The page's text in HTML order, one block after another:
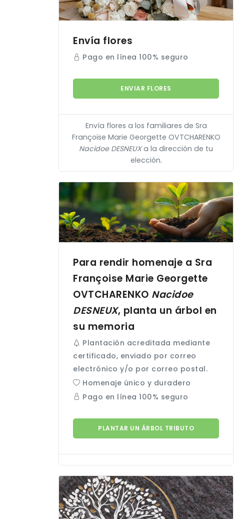
Envía flores
Pago en línea 100% seguro
ENVIAR FLORES
Envía flores a los familiares de Sra
Françoise Marie Georgette OVTCHARENKO
Nacidoe DESNEUXa la dirección de tu
elección.
Para rendir homenaje a Sra
Françoise Marie Georgette
OVTCHARENKO Nacidoe
DESNEUX, planta un árbol en
su memoria
Plantación acreditada mediante
certificado, enviado por correo
electrónico y/o por correo postal.
Homenaje único y duradero
Pago en línea 100% seguro
PLANTAR UN ÁRBOL TRIBUTO